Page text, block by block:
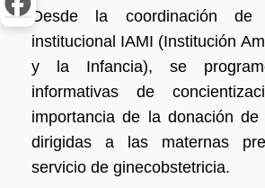
Desde la coordinación de
institucional IAMI (Institución
y la Infancia), se
informativas de
importancia de la donación de
dirigidas a las maternas
servicio de ginecobstetricia.